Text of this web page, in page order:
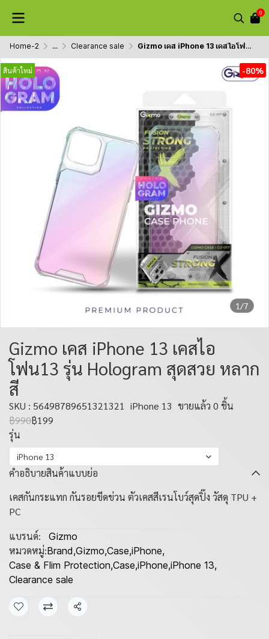
0
Home-2 ... Clearance sale Gizmo เคส iPhone 13 เคสไอโฟน13 รุ่น Hologram สุดสวย หลากสี
1/7
สินค้าใหม่ -80%
Gizmo เคส iPhone 13 เคสไอ
โฟน13 รุ่น Hologram สุดสวย หลาก
สี
SKU : 56498789651321321 iPhone 13 ขายแล้ว 0 ชิ้น
฿990฿199
รุ่น
iPhone 13
คำอธิบายสินค้าแบบย่อ
เคสกันกระแทก กันรอยขีดข่วน ตัวเคสสีเรนโบว์สุดปิ๊ง วัสดุ TPU +
PC
แบรนด์:
Gizmo
หมวดหมู่:Brand,Gizmo,Case,iPhone,
Case & Flim Protection,Case,iPhone,iPhone 13,
Clearance sale
แชร์